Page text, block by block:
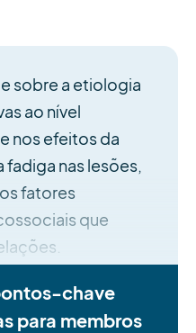
sobre a etiologia
ao nível
nos efeitos da
fadiga nas lesões,
fatores
que
chave
para membros